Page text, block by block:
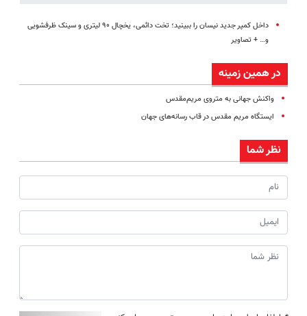
داخل کمپر جدید نیسان را ببینید؛ تخت دائمی، یخچال ۹۰ لیتری و سینک ظرفشویی
و… + تصاویر
در همین زمینه
واکنش جهانی به متروی مریم‌مقدس
ایستگاه مریم مقدس در قاب رسانه‌های جهان
نظر شما